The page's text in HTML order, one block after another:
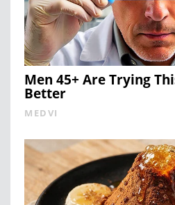
Men 45+ Are Trying
Better
MEDVI